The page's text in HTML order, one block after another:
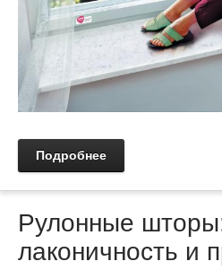
Подробнее
Рулонные
лаконичность и